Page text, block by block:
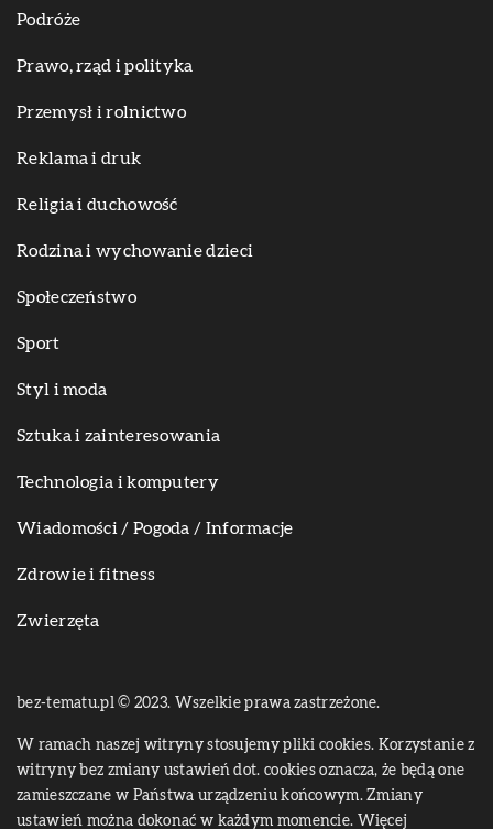
Podróże
Prawo, rząd i polityka
Przemysł i rolnictwo
Reklama i druk
Religia i duchowość
Rodzina i wychowanie dzieci
Społeczeństwo
Sport
Styl i moda
Sztuka i zainteresowania
Technologia i komputery
Wiadomości / Pogoda / Informacje
Zdrowie i fitness
Zwierzęta
bez-tematu.pl © 2023. Wszelkie prawa zastrzeżone.
W ramach naszej witryny stosujemy pliki cookies. Korzystanie z
witryny bez zmiany ustawień dot. cookies oznacza, że będą one
zamieszczane w Państwa urządzeniu końcowym. Zmiany
ustawień można dokonać w każdym momencie. Więcej